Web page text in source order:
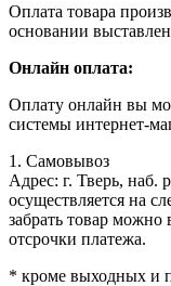
Оплата товара
основании
Онлайн оплата:
Оплату онлайн вы
системы интернет-
1. Самовывоз
Адрес: г. Тверь, наб.
осуществляется на
забрать товар можно
отсрочки платежа.
* кроме выходных и